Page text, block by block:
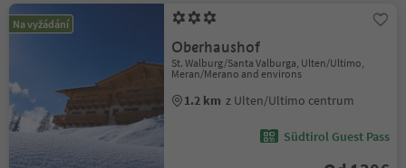
Na vyžádání
Oberhaushof
St. Walburg/Santa Valburga, Ulten/Ultimo,
Meran/Merano and environs
1.2 km z Ulten/Ultimo centrum
Südtirol Guest Pass